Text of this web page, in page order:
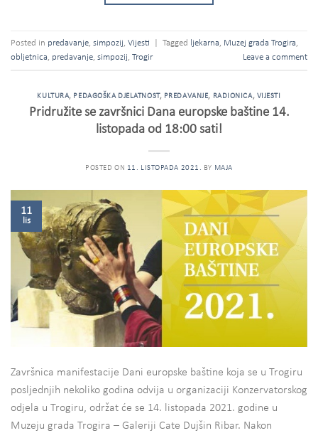
Posted in predavanje simpozij Vijesti Tagged ljekarna Muzej grada Trogira
obljetnica
predavanje simpozij Trogir Leave a comment
KULTURA, PEDAGOŠKA DJELATNOST, PREDAVANJE, RADIONICA, VIJESTI
Pridružite se završnici Dana europske baštine 14.
listopada od 18:00 sati!
POSTED ON 11. LISTOPADA 2021. BY MAJA
11
lis
Završnica manifestacije Dani europske baštine koja se u Trogiru
posljednjih nekoliko godina odvija u organizaciji Konzervatorskog
odjela u Trogiru, održat će se 14. listopada 2021. godine u
Muzeju grada Trogira – Galeriji Cate Dujšin Ribar. Nakon